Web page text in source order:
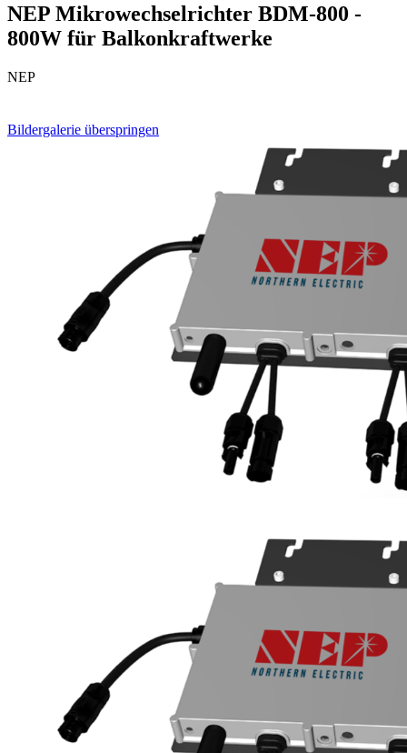
NEP Mikrowechselrichter BDM-800 -
800W für Balkonkraftwerke
NEP
Bildergalerie überspringen